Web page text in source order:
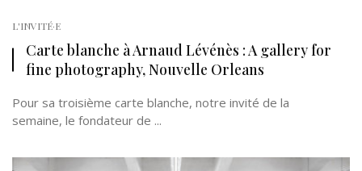
L'INVITÉ·E
Carte blanche à Arnaud Lévénès : A gallery for
fine photography, Nouvelle Orleans
Pour sa troisième carte blanche, notre invité de la
semaine, le fondateur de ...